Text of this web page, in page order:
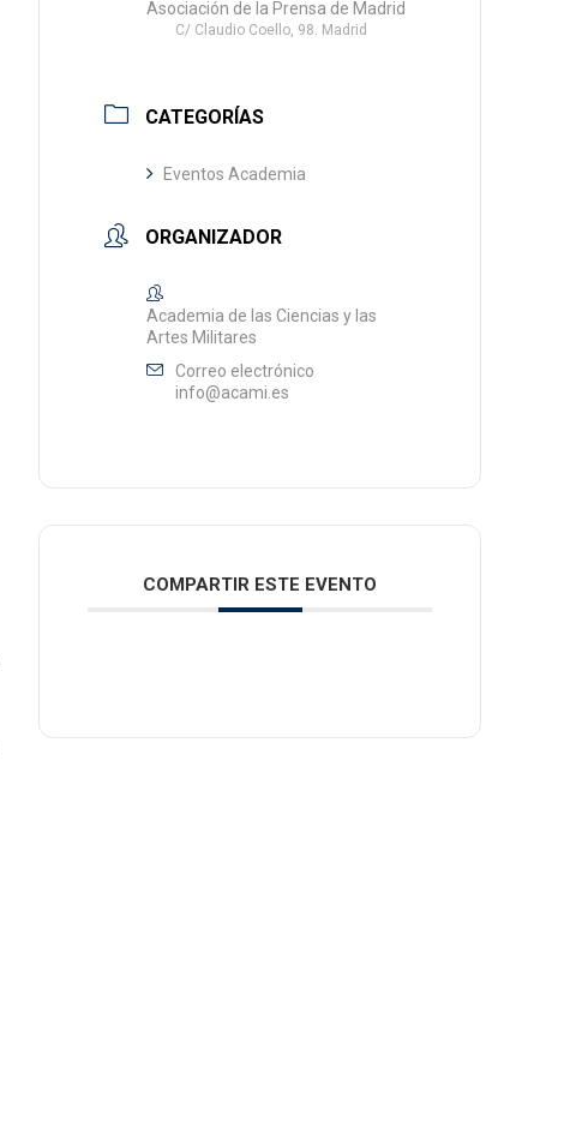
Asociación de la Prensa de Madrid
C/ Claudio Coello, 98. Madrid
CATEGORÍAS
Eventos Academia
ORGANIZADOR
Academia de las Ciencias y las
Artes Militares
Correo electrónico
info@acami.es
COMPARTIR ESTE EVENTO